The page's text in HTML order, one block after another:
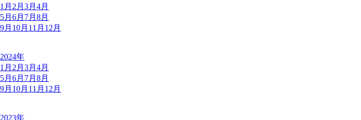
1月 2月 3月 4月
5月 6月 7月 8月
9月 10月 11月 12月
2024年
1月 2月 3月 4月
5月 6月 7月 8月
9月 10月 11月 12月
2023年